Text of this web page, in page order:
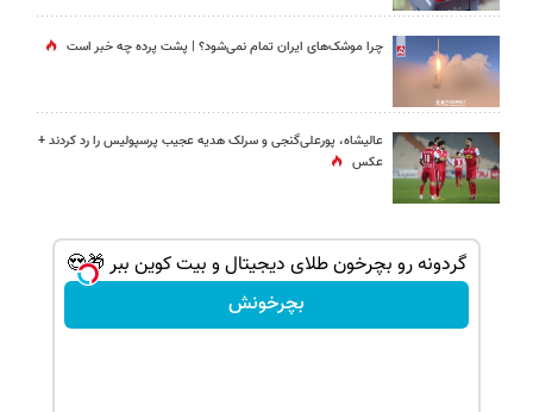
چرا موشک‌های ایران تمام نمی‌شود؟ | پشت پرده چه خبر است
عالیشاه، پورعلی‌گنجی و سرلک هدیه عجیب پرسپولیس را رد کردند +
عکس
گردونه رو بچرخون طلای دیجیتال و بیت کوین ببر 🎁😍
بچرخونش